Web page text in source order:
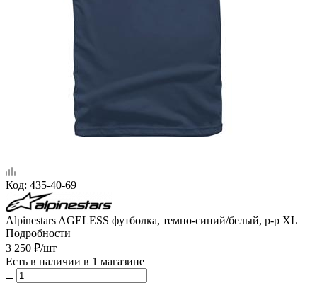
Код: 435-40-69
Alpinestars AGELESS футболка, темно-синий/белый, р-р XL
Подробности
3 250 ₽/шт
Есть в наличии в 1 магазине